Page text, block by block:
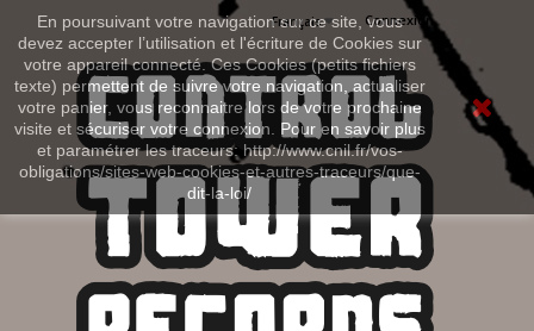
En poursuivant votre navigation sur ce site, vous
devez accepter l’utilisation et l'écriture de Cookies sur
votre appareil connecté. Ces Cookies (petits fichiers
texte) permettent de suivre votre navigation, actualiser
votre panier, vous reconnaitre lors de votre prochaine
visite et sécuriser votre connexion. Pour en savoir plus
et paramétrer les traceurs: http://www.cnil.fr/vos-
obligations/sites-web-cookies-et-autres-traceurs/que-
dit-la-loi/
Connexion
Français